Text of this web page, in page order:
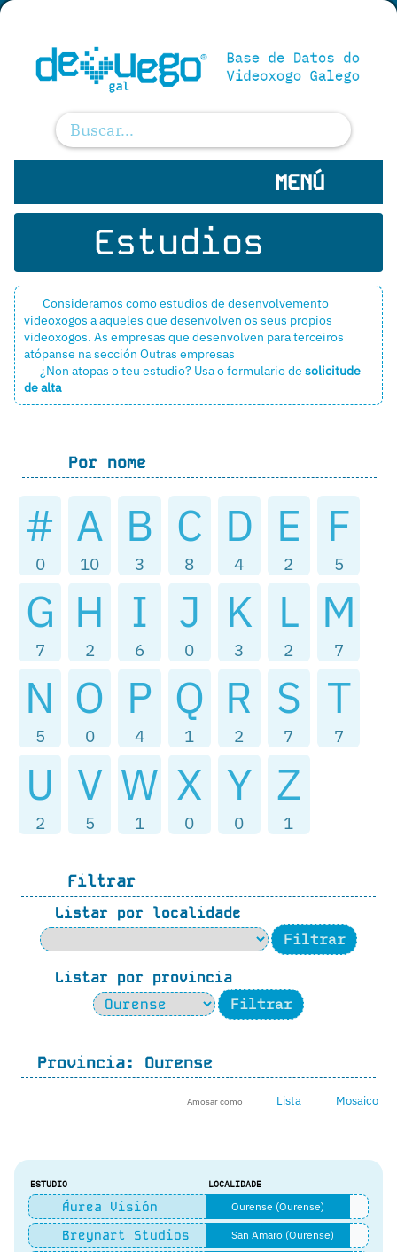
MENÚ
Estudios
Consideramos como estudios de desenvolvemento
videoxogos a aqueles que desenvolven os seus propios
videoxogos. As empresas que desenvolven para terceiros
atópanse na sección Outras empresas
¿Non atopas o teu estudio? Usa o formulario de solicitude
de alta
Por nome
#
0
A
10
B
3
C
8
D
4
E
2
F
5
G
7
H
2
I
6
J
0
K
3
L
2
M
7
N
5
O
0
P
4
Q
1
R
2
S
7
T
7
U
2
V
5
W
1
X
0
Y
0
Z
1
Filtrar
Listar por localidade
Listar por provincia
Provincia: Ourense
Amosar como Lista Mosaico
ESTUDIO LOCALIDADE
Áurea Visión Ourense (Ourense)
Breynart Studios San Amaro (Ourense)